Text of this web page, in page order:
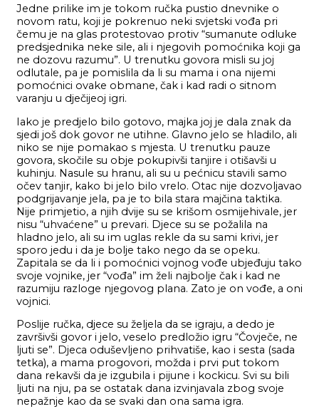
Jedne prilike im je tokom ručka pustio dnevnike o
novom ratu, koji je pokrenuo neki svjetski vođa pri
čemu je na glas protestovao protiv “sumanute odluke
predsjednika neke sile, ali i njegovih pomoćnika koji ga
ne dozovu razumu”. U trenutku govora misli su joj
odlutale, pa je pomislila da li su mama i ona nijemi
pomoćnici ovake obmane, čak i kad radi o sitnom
varanju u dječijeoj igri.
Iako je predjelo bilo gotovo, majka joj je dala znak da
sjedi još dok govor ne utihne. Glavno jelo se hladilo, ali
niko se nije pomakao s mjesta. U trenutku pauze
govora, skočile su obje pokupivši tanjire i otišavši u
kuhinju. Nasule su hranu, ali su u pećnicu stavili samo
očev tanjir, kako bi jelo bilo vrelo. Otac nije dozvoljavao
podgrijavanje jela, pa je to bila stara majčina taktika.
Nije primjetio, a njih dvije su se krišom osmijehivale, jer
nisu “uhvaćene” u prevari. Djece su se požalila na
hladno jelo, ali su im uglas rekle da su sami krivi, jer
sporo jedu i da je bolje tako nego da se opeku.
Zapitala se da li i pomoćnici vojnog vođe ubjeđuju tako
svoje vojnike, jer “vođa” im želi najbolje čak i kad ne
razumiju razloge njegovog plana. Zato je on vođe, a oni
vojnici.
Poslije ručka, djece su željela da se igraju, a dedo je
završivši govor i jelo, veselo predložio igru “Čovječe, ne
ljuti se”. Djeca oduševljeno prihvatiše, kao i sesta (sada
tetka), a mama progovori, možda i prvi put tokom
dana rekavši da je izgubila i pijune i kockicu. Svi su bili
ljuti na nju, pa se ostatak dana izvinjavala zbog svoje
nepažnje kao da se svaki dan ona sama igra.